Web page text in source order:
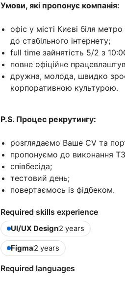
Умови, які пропонує компанія:
офіс у місті Києві біля
до стабільного інтернету;
full time зайнятість 5/2 з
повне офіційне
дружна, молода, швидко
корпоративною культурою.
P.S. Процес рекрутингу:
розглядаємо Ваше CV та
пропонуємо до виконання
співбесіда;
тестовий день;
повертаємось із фідбеком.
Required skills experience
UI/UX Design2 years
Figma2 years
Required languages